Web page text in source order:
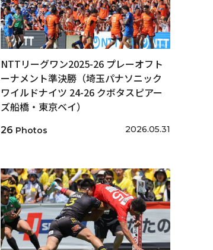
NTTリーグワン2025-26 プレーオフト
ーナメント準決勝（埼玉パナソニック
ワイルドナイツ 24-26 クボタスピアー
ズ船橋・東京ベイ）
26 Photos 2026.05.31